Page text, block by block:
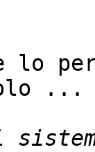
...